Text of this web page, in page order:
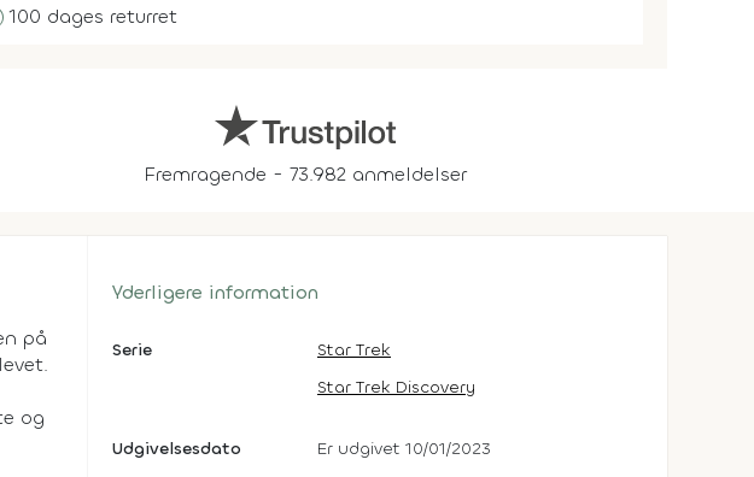
100 dages returret
Fremragende - 73.982 anmeldelser
på
og
Yderligere information
Serie
Star Trek
Star Trek Discovery
Udgivelsesdato Er udgivet 10/01/2023